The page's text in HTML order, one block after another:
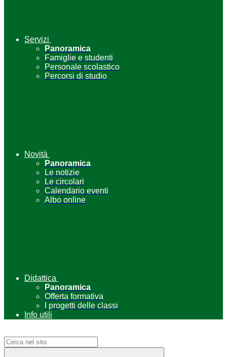
Servizi
Panoramica
Famiglie e studenti
Personale scolastico
Percorsi di studio
Novità
Panoramica
Le notizie
Le circolari
Calendario eventi
Albo online
Didattica
Panoramica
Offerta formativa
I progetti delle classi
Info utili